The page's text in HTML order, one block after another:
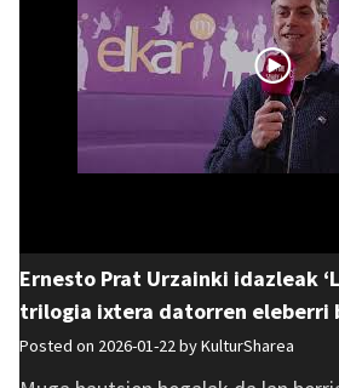
Ernesto Prat Urzainki idazleak
trilogia ixtera datorren eleberri
Posted on 2026-01-22 byKulturSharea